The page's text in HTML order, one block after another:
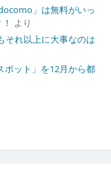
」は無料がいっ
より
それ以上に大事なのは
ポット」を12月から都